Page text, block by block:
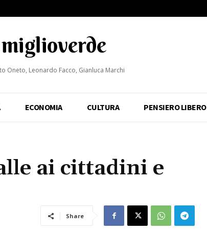
Oneto, Leonardo Facco, Gianluca Marchi
ECONOMIA CULTURA PENSIERO LIBERO
ai cittadini e
Share